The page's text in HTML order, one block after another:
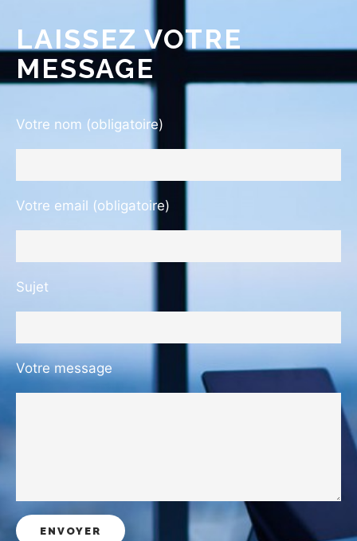
LAISSEZ VOTRE
MESSAGE
Votre nom (obligatoire)
Votre email (obligatoire)
Sujet
Votre message